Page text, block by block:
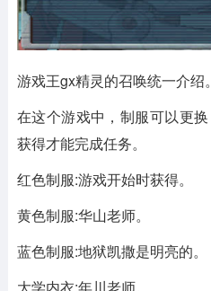
游戏王gx精灵的召唤统一介绍。
在这个游戏中，制服可以更
获得才能完成任务。
红色制服:游戏开始时获得。
黄色制服:华山老师。
蓝色制服:地狱凯撒是明亮的。
大学内衣:年川老师。